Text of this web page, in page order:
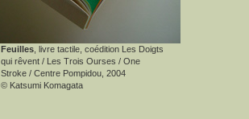
Feuilles , livre tactile, coédition Les Doigts
qui rêvent / Les Trois Ourses / One
Stroke / Centre Pompidou, 2004
© Katsumi Komagata